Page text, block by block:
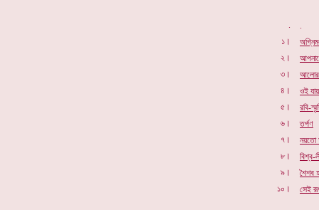
আলোর
ওই যায়
রবি-
তর্পণ
নয়তো
বিশ্ব-
শৈশব
সেই
.
১।
২।
৩।
৪।
৫।
৬।
৭।
৮।
৯।
১০।